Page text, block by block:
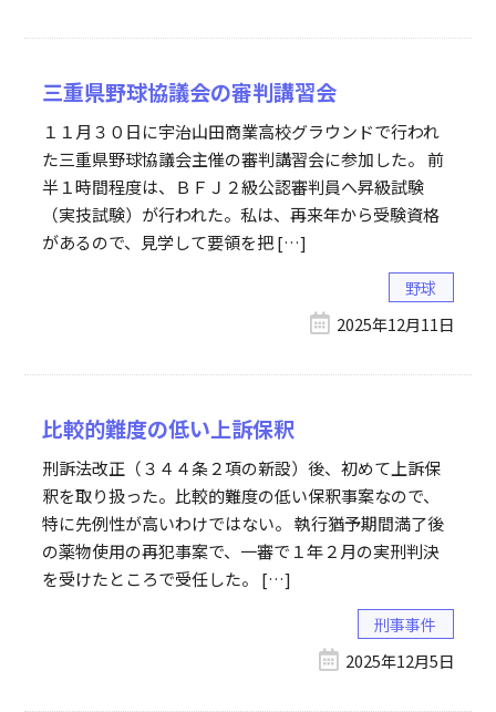
三重県野球協議会の審判講習会
１１月３０日に宇治山田商業高校グラウンドで行われ
た三重県野球協議会主催の審判講習会に参加した。 前
半１時間程度は、ＢＦＪ２級公認審判員へ昇級試験
（実技試験）が行われた。私は、再来年から受験資格
があるので、見学して要領を把 […]
野球
2025年12月11日
比較的難度の低い上訴保釈
刑訴法改正（３４４条２項の新設）後、初めて上訴保
釈を取り扱った。比較的難度の低い保釈事案なので、
特に先例性が高いわけではない。 執行猶予期間満了後
の薬物使用の再犯事案で、一審で１年２月の実刑判決
を受けたところで受任した。 […]
刑事事件
2025年12月5日